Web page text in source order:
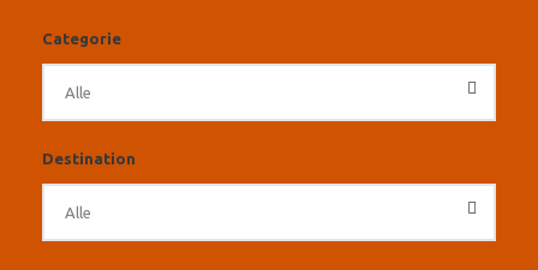
Categorie
Destination